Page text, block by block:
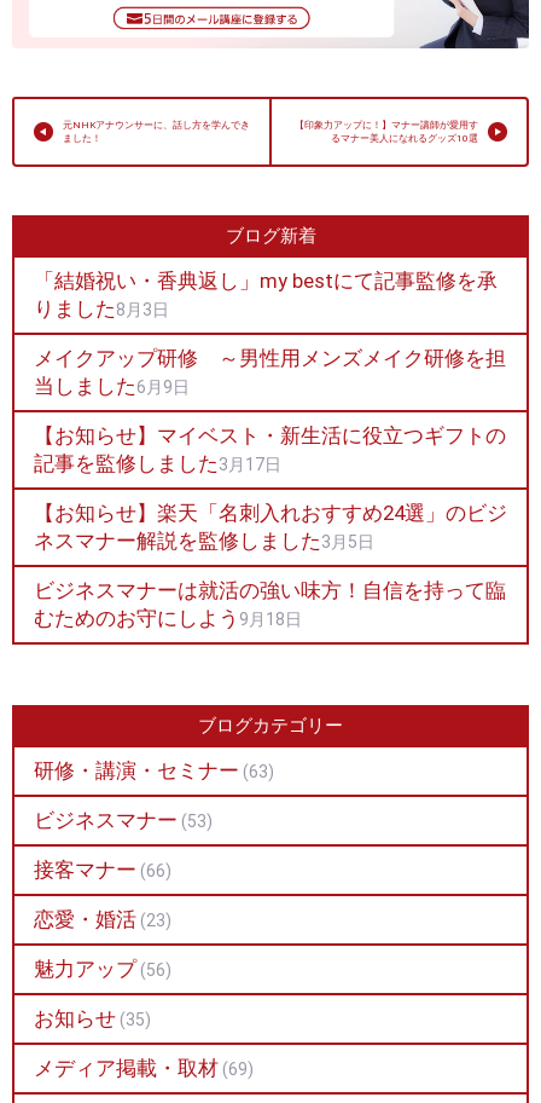
元NHKアナウンサーに、話し方を学んでき
ました！
【印象力アップに！】マナー講師が愛用す
るマナー美人になれるグッズ10選
ブログ新着
「結婚祝い・香典返し」my bestにて記事監修を承
りました8月3日
メイクアップ研修 ～男性用メンズメイク研修を担
当しました6月9日
【お知らせ】マイベスト・新生活に役立つギフトの
記事を監修しました3月17日
【お知らせ】楽天「名刺入れおすすめ24選」のビジ
ネスマナー解説を監修しました3月5日
ビジネスマナーは就活の強い味方！自信を持って臨
むためのお守にしよう 9月18日
ブログカテゴリー
研修・講演・セミナー (63)
ビジネスマナー (53)
接客マナー (66)
恋愛・婚活 (23)
魅力アップ (56)
お知らせ (35)
メディア掲載・取材 (69)